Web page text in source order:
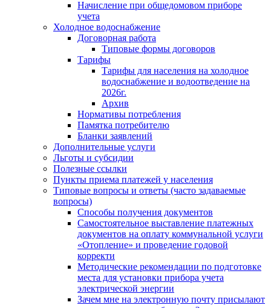
Начисление при общедомовом приборе
учета
Холодное водоснабжение
Договорная работа
Типовые формы договоров
Тарифы
Тарифы для населения на холодное
водоснабжение и водоотведение на
2026г.
Архив
Нормативы потребления
Памятка потребителю
Бланки заявлений
Дополнительные услуги
Льготы и субсидии
Полезные ссылки
Пункты приема платежей у населения
Типовые вопросы и ответы (часто задаваемые
вопросы)
Способы получения документов
Самостоятельное выставление платежных
документов на оплату коммунальной услуги
«Отопление» и проведение годовой
корректи
Методические рекомендации по подготовке
места для установки прибора учета
электрической энергии
Зачем мне на электронную почту присылают